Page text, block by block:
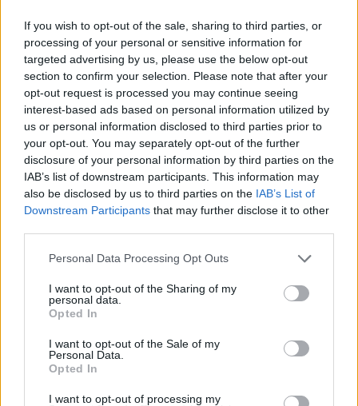
If you wish to opt-out of the sale, sharing to third parties, or
processing of your personal or sensitive information for
targeted advertising by us, please use the below opt-out
section to confirm your selection. Please note that after your
opt-out request is processed you may continue seeing
interest-based ads based on personal information utilized by
us or personal information disclosed to third parties prior to
your opt-out. You may separately opt-out of the further
disclosure of your personal information by third parties on the
IAB’s list of downstream participants. This information may
also be disclosed by us to third parties on the IAB’s List of
Downstream Participants that may further disclose it to other
Personal Data Processing Opt Outs
I want to opt-out of the Sharing of my
personal data.
Opted In
I want to opt-out of the Sale of my
Personal Data.
Opted In
I want to opt-out of processing my
Jesteśmy czymś więcej (bierna)
Zmniejszono obrażenia przeciwko
potworom: ze 165% do 155%.
Sztylet Darkinów (Q)
Zwiększono obrażenia zadawane
stworom: z 80% do 100%.
Zew Sfory (W)
Zwiększono czas odnawiania się
umiejętności: z 20-18 do 22-18 sekund.
Modyfikacje
Singed
Toksyczne Ślizganie (Q)
Zwiększono skalowanie się umiejętności z
Mikstura Obłędu (R)
Zmniejszono dodatkowe statystyki: z 30-
100 do 25-95.